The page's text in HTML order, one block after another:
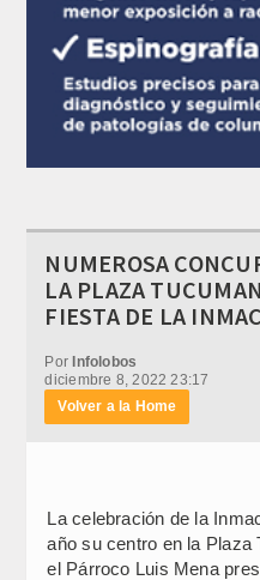
NUMEROSA
LA PLAZA
FIESTA DE LA
PorInfolobos
diciembre 8, 2022 23:17
Volver a la Home
La celebración de la
año su centro en la Plaza
el Párroco Luis Mena